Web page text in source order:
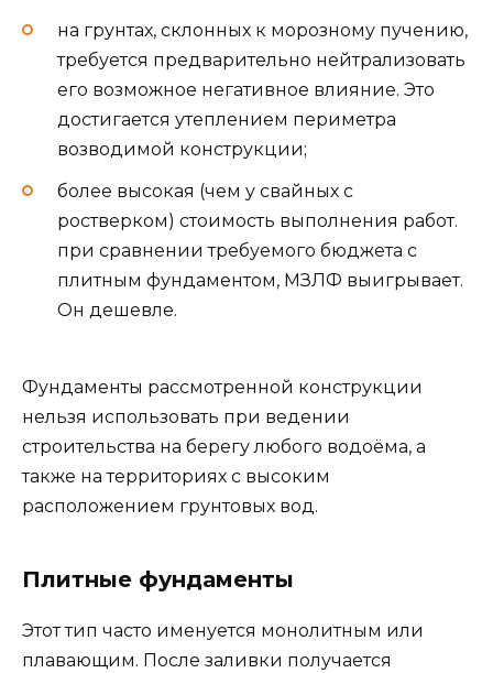
на грунтах, склонных к морозному пучению,
требуется предварительно нейтрализовать
его возможное негативное влияние. Это
достигается утеплением периметра
возводимой конструкции;
более высокая (чем у свайных с
ростверком) стоимость выполнения работ.
при сравнении требуемого бюджета с
плитным фундаментом, МЗЛФ выигрывает.
Он дешевле.
Фундаменты рассмотренной конструкции
нельзя использовать при ведении
строительства на берегу любого водоёма, а
также на территориях с высоким
расположением грунтовых вод.
Плитные фундаменты
Этот тип часто именуется монолитным или
плавающим. После заливки получается